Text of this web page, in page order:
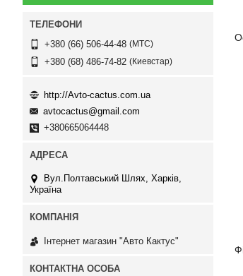
+380 (66) 506-44-48 МТС
+380 (68) 486-74-82 Киевстар
http://Avto-cactus.com.ua
avtocactus@gmail.com
+380665064448
Вул.Полтавський Шлях, Харків,
Україна
Інтернет магазин "Авто Кактус"